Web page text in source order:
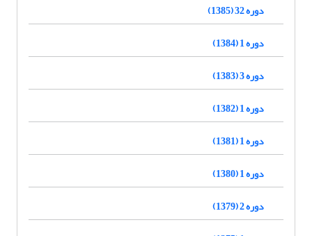
دوره 32 (1385)
دوره 1 (1384)
دوره 3 (1383)
دوره 1 (1382)
دوره 1 (1381)
دوره 1 (1380)
دوره 2 (1379)